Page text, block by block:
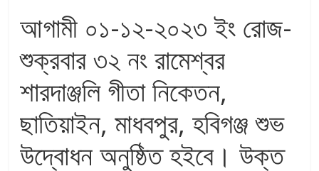
আগামী ০১-১২-২০২৩ ইং রোজ-
শুক্রবার ৩২ নং রামেশ্বর
শারদাঞ্জলি গীতা নিকেতন,
ছাতিয়াইন, মাধবপুর, হবিগঞ্জ শুভ
উদ্বোধন অনুষ্ঠিত হইবে। উক্ত